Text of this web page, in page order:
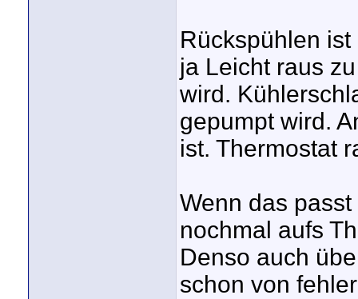
Rückspühlen
ja Leicht raus
wird.
gepumpt wird.
ist. Thermostat
Wenn das
nochmal aufs
Denso auch
schon von